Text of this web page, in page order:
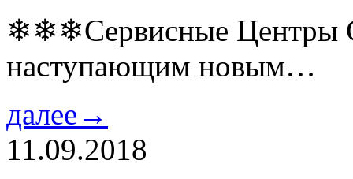
❄❄❄Сервисные Центры
наступающим новым…
далее→
11.09.2018